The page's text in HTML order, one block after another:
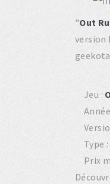
"Out
version
Jeu :
Type :
Prix